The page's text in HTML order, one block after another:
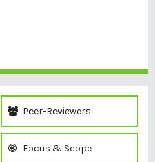
Peer-Reviewers
Focus & Scope